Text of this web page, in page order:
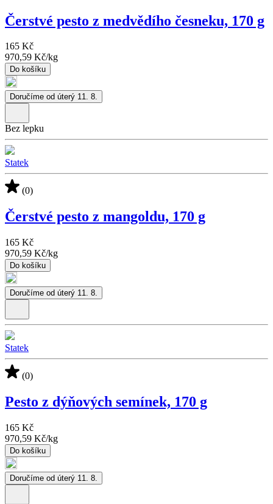
Čerstvé pesto z medvědího česneku, 170 g
165 Kč
970,59 Kč/kg
Do košíku
Doručíme od úterý 11. 8.
Bez lepku
Statek
(0)
Čerstvé pesto z mangoldu, 170 g
165 Kč
970,59 Kč/kg
Do košíku
Doručíme od úterý 11. 8.
Statek
(0)
Pesto z dýňových semínek, 170 g
165 Kč
970,59 Kč/kg
Do košíku
Doručíme od úterý 11. 8.